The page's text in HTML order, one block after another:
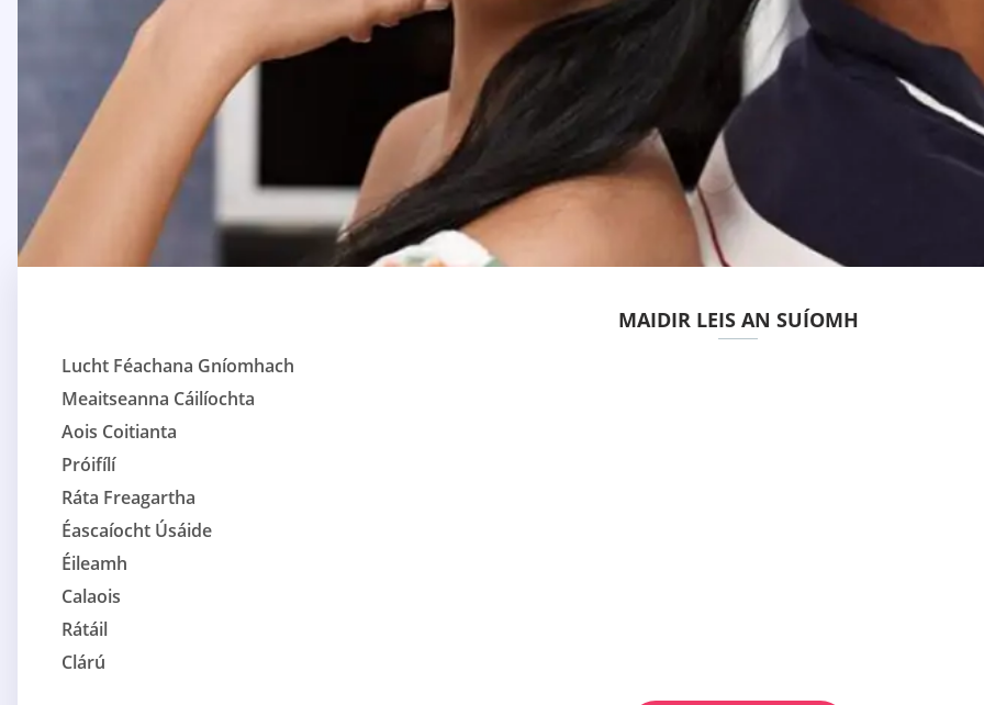
MAIDIR LEIS AN SUÍOMH
Lucht Féachana Gníomhach
Meaitseanna Cáilíochta
Aois Coitianta
Próifílí
Ráta Freagartha
Éascaíocht Úsáide
Éileamh
Calaois
Rátáil
Clárú